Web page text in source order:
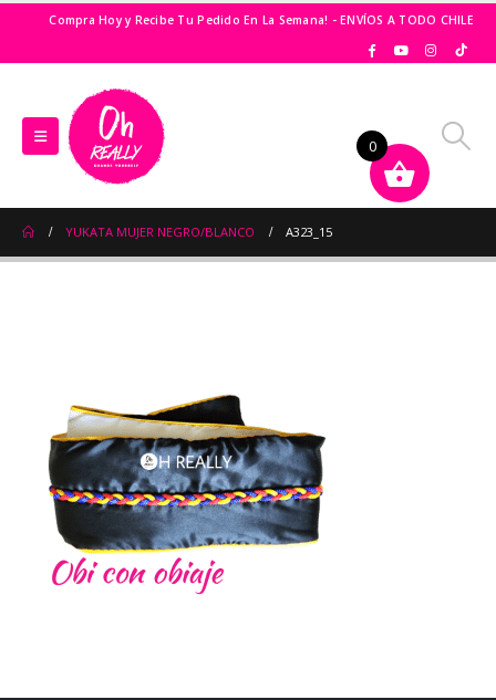
Compra Hoy y Recibe Tu Pedido En La Semana! - ENVÍOS A TODO CHILE
YUKATA MUJER NEGRO/BLANCO A323_15
0